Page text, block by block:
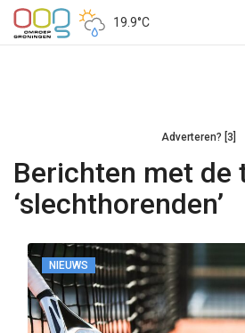
19.9°C
Adverteren? [3]
Berichten met de
‘slechthorenden’
NIEUWS